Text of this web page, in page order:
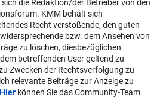
die Redaktion/der Betreiber von den
KMM behält sich
Recht verstoßende, den guten
widersprechende bzw. dem Ansehen von
zu löschen, diesbezüglichen
betreffenden User geltend zu
Zwecken der Rechtsverfolgung zu
relevante Beiträge zur Anzeige zu
Hier können Sie das Community-Team